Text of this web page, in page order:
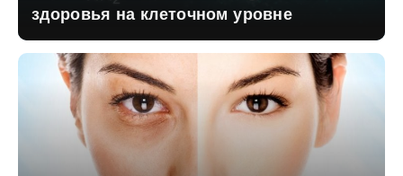
здоровья на клеточном уровне